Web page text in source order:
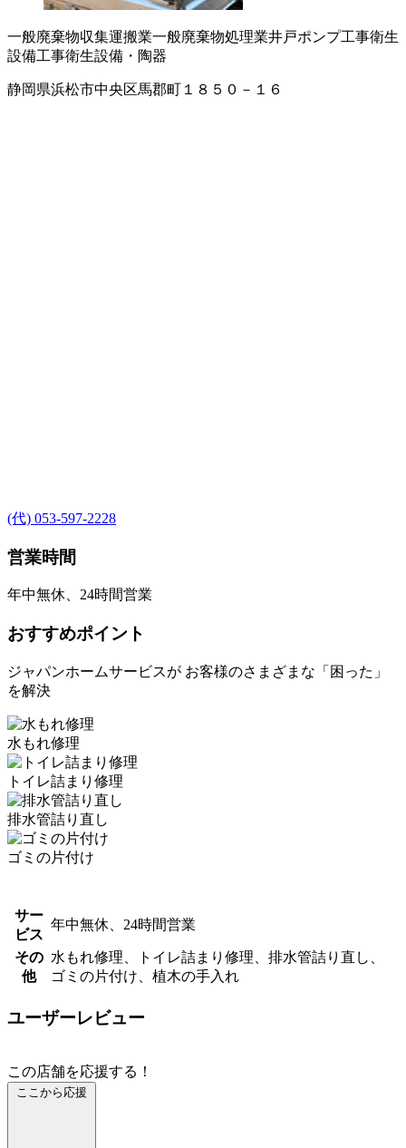
一般廃棄物収集運搬業一般廃棄物処理業井戸ポンプ工事衛生
設備工事衛生設備・陶器
静岡県浜松市中央区馬郡町１８５０－１６
(代) 053-597-2228
営業時間
年中無休、24時間営業
おすすめポイント
ジャパンホームサービスが お客様のさまざまな「困った」
を解決
水もれ修理
トイレ詰まり修理
排水管詰り直し
ゴミの片付け
サー
ビス
年中無休、24時間営業
その
他
水もれ修理、トイレ詰まり修理、排水管詰り直し、
ゴミの片付け、植木の手入れ
ユーザーレビュー
この店舗を応援する！
ここから応援